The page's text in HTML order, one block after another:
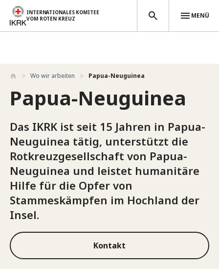
Direkt zum Inhalt
INTERNATIONALES KOMITEE
VOM ROTEN KREUZ
MENÜ
Wo wir arbeiten Papua-Neuguinea
Papua-Neuguinea
Das IKRK ist seit 15 Jahren in Papua-
Neuguinea tätig, unterstützt die
Rotkreuzgesellschaft von Papua-
Neuguinea und leistet humanitäre
Hilfe für die Opfer von
Stammeskämpfen im Hochland der
Insel.
Kontakt